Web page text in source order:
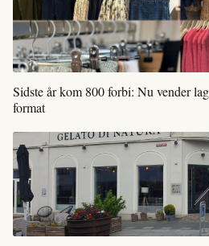
Sidste år kom 800 forbi: Nu vender
format